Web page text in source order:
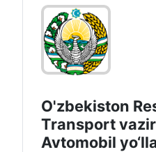
O'zbekiston
Transport
Avtomobil